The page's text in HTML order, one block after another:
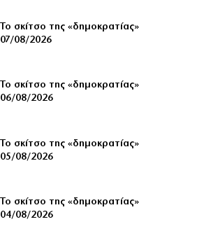
Το σκίτσο της «δημοκρατίας»
07/08/2026
Το σκίτσο της «δημοκρατίας»
06/08/2026
Το σκίτσο της «δημοκρατίας»
05/08/2026
Το σκίτσο της «δημοκρατίας»
04/08/2026